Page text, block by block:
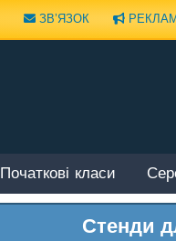
ЗВ’ЯЗОК
Початкові класи
Стенди